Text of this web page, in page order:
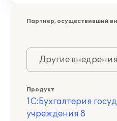
Партнер, осуществивший
Другие
Продукт
1С:Бухгалтерия
учреждения 8